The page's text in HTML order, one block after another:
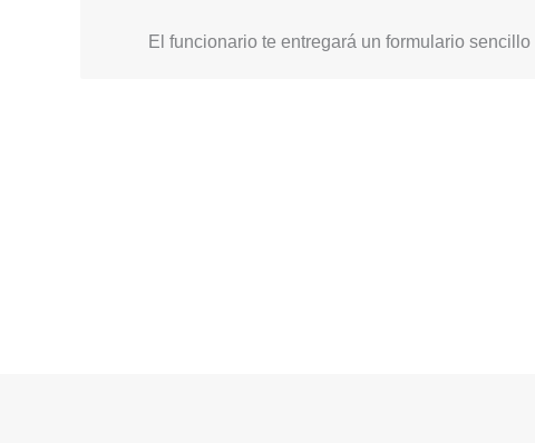
El funcionario te entregará un formulario sencillo